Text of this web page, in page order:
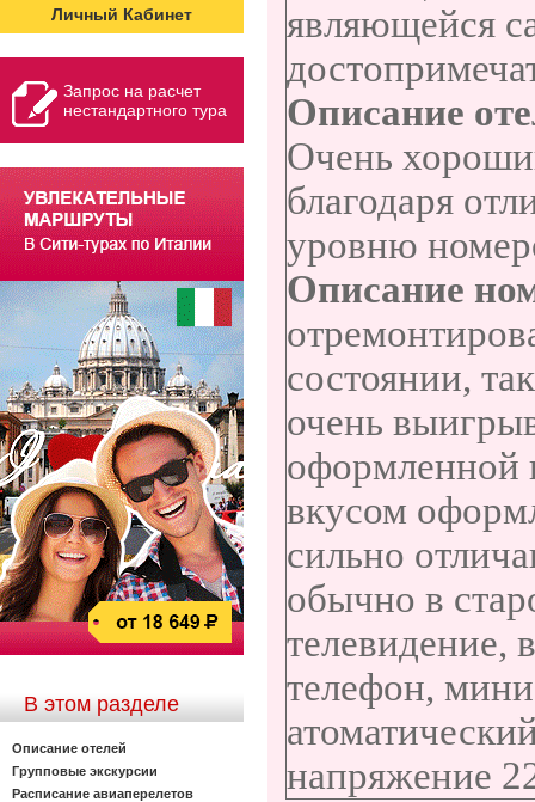
Личный Кабинет
Запрос на расчет
нестандартного тура
В этом разделе
Описание отелей
Групповые экскурсии
Расписание авиаперелетов
являющейся
Описание
Очень
благодаря
уровню
Описание
состоянии,
очень
оформленной
вкусом
сильно
обычно в
телевидение,
телефон,
напряжение